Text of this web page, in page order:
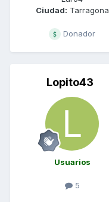
Ciudad: Tarragona
Donador
Lopito43
Usuarios
5